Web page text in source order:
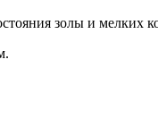
золы и мелких